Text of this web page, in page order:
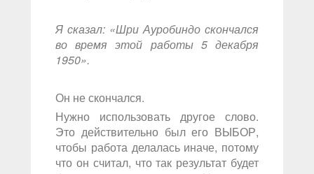
Я сказал: «Шри Ауробиндо скончался
во время этой работы 5 декабря
1950».
Он не скончался.
Нужно использовать другое слово.
Это действительно был его ВЫБОР,
чтобы работа делалась иначе, потому
что он считал, что так результат будет